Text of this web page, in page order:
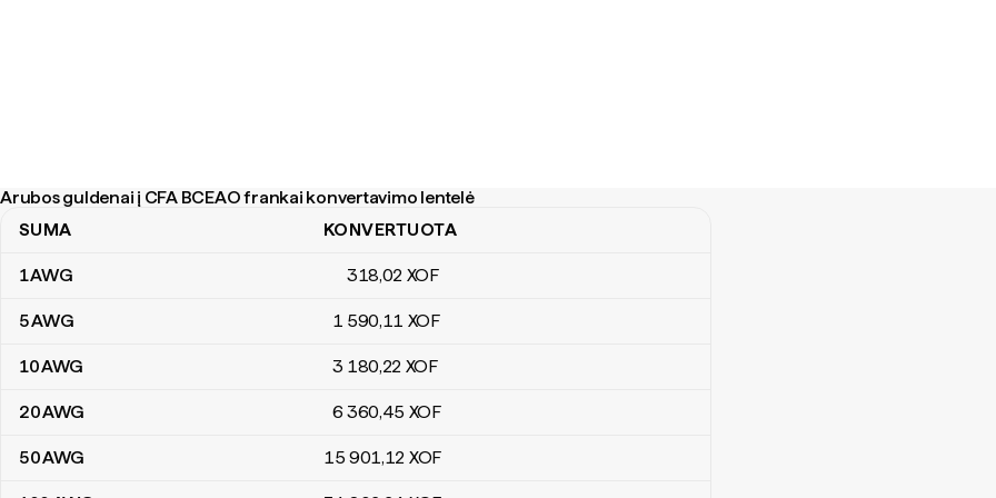
Arubos guldenai į CFA BCEAO frankai konvertavimo lentelė
Arubos guldenai į CFA BCEAO frankai konvertavimo lentelė
SUMA KONVERTUOTA
1AWG 318,02 XOF
5AWG 1 590,11 XOF
10AWG 3 180,22 XOF
20AWG 6 360,45 XOF
50AWG 15 901,12 XOF